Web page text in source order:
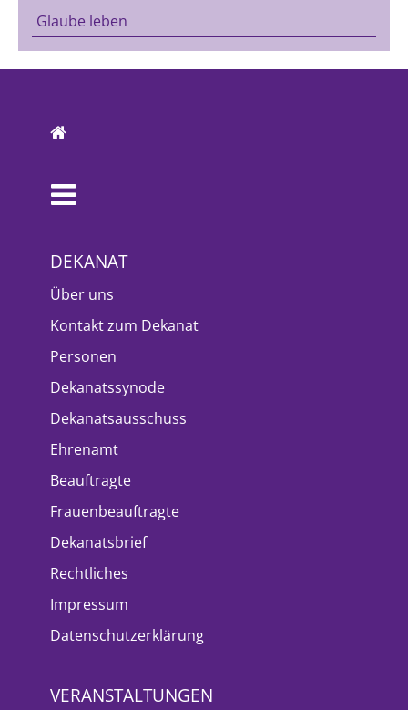
Glaube leben
DEKANAT
Über uns
Kontakt zum Dekanat
Personen
Dekanatssynode
Dekanatsausschuss
Ehrenamt
Beauftragte
Frauenbeauftragte
Dekanatsbrief
Rechtliches
Impressum
Datenschutzerklärung
VERANSTALTUNGEN